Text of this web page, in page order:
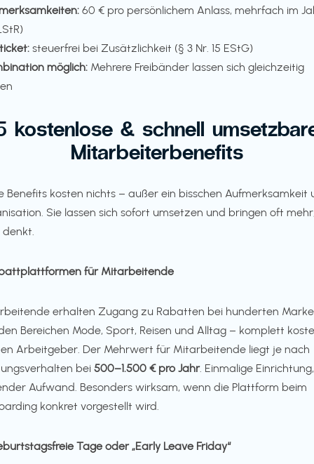
60 € pro persönlichem Anlass, mehrfach im
steuerfrei bei Zusätzlichkeit (§ 3 Nr. 15 EStG)
möglich: Mehrere Freibänder lassen sich gleichzeitig
kostenlose & schnell
Mitarbeiterbenefits
Benefits kosten nichts – außer ein bisschen Aufmerksamkeit
Sie lassen sich sofort umsetzen und bringen oft
für Mitarbeitende
erhalten Zugang zu Rabatten bei hunderten
Bereichen Mode, Sport, Reisen und Alltag – komplett
Arbeitgeber. Der Mehrwert für Mitarbeitende liegt je nach
bei 500–1.500 € pro Jahr. Einmalige
Aufwand. Besonders wirksam, wenn die Plattform beim
konkret vorgestellt wird.
Tage oder „Early Leave Friday“